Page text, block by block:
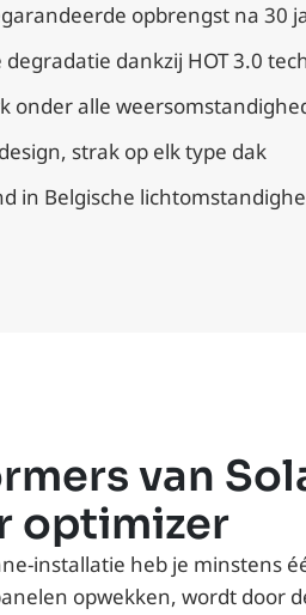
opbrengst na 30
dankzij HOT 3.0
onder alle
strak op elk type dak
in Belgische
van
optimizer
installatie heb je minstens
opwekken, wordt door